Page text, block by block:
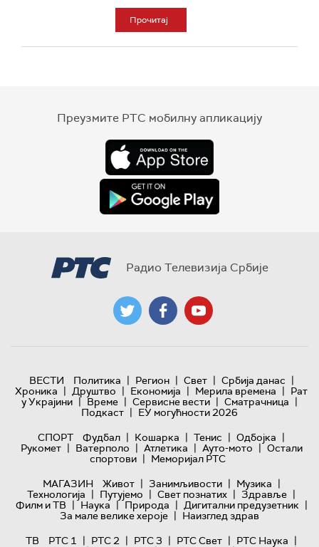
Прочитај
Преузмите РТС мобилну апликацију
Радио Телевизија Србије
ВЕСТИ Политика | Регион | Свет | Србија данас |
Хроника | Друштво | Економија | Мерила времена | Рат
у Украјини | Време | Сервисне вести | Сматрачница |
Подкаст | ЕУ могућности 2026
СПОРТ
Фудбал | Кошарка | Тенис | Одбојка |
Рукомет | Ватерполо | Атлетика | Ауто-мото | Остали
спортови | Меморијал РТС
МАГАЗИН
Живот | Занимљивости | Музика |
Технологијa | Путујемо | Свет познатих | Здравље |
Филм и ТВ | Наука | Природа | Дигитални предузетник |
За мале велике хероје | Наизглед здрав
ТВ
РТС 1 | РТС 2 | РТС 3 | РТС Свет | РТС Наука |